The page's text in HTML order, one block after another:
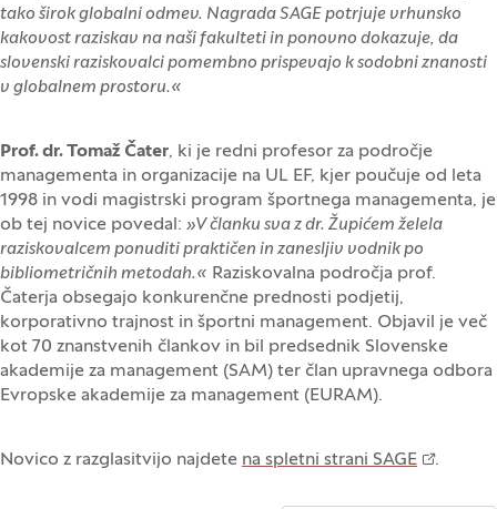
tako širok globalni odmev. Nagrada SAGE potrjuje vrhunsko
kakovost raziskav na naši fakulteti in ponovno dokazuje, da
slovenski raziskovalci pomembno prispevajo k sodobni znanosti
v globalnem prostoru.«
Prof. dr. Tomaž Čater, ki je redni profesor za področje
managementa in organizacije na UL EF, kjer poučuje od leta
1998 in vodi magistrski program športnega managementa, je
ob tej novice povedal: »V članku sva z dr. Župićem želela
raziskovalcem ponuditi praktičen in zanesljiv vodnik po
bibliometričnih metodah.« Raziskovalna področja prof.
Čaterja obsegajo konkurenčne prednosti podjetij,
korporativno trajnost in športni management. Objavil je več
kot 70 znanstvenih člankov in bil predsednik Slovenske
akademije za management (SAM) ter član upravnega odbora
Evropske akademije za management (EURAM).
Novico z razglasitvijo najdete na spletni strani SAGE .